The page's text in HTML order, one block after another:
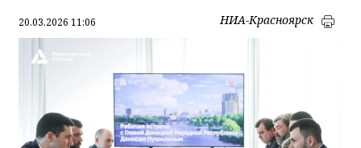
20.03.2026 11:06 НИА-Красноярск